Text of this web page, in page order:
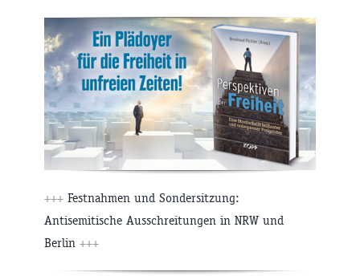
+++ Festnahmen und Sondersitzung:
Antisemitische Ausschreitungen in NRW und
Berlin +++